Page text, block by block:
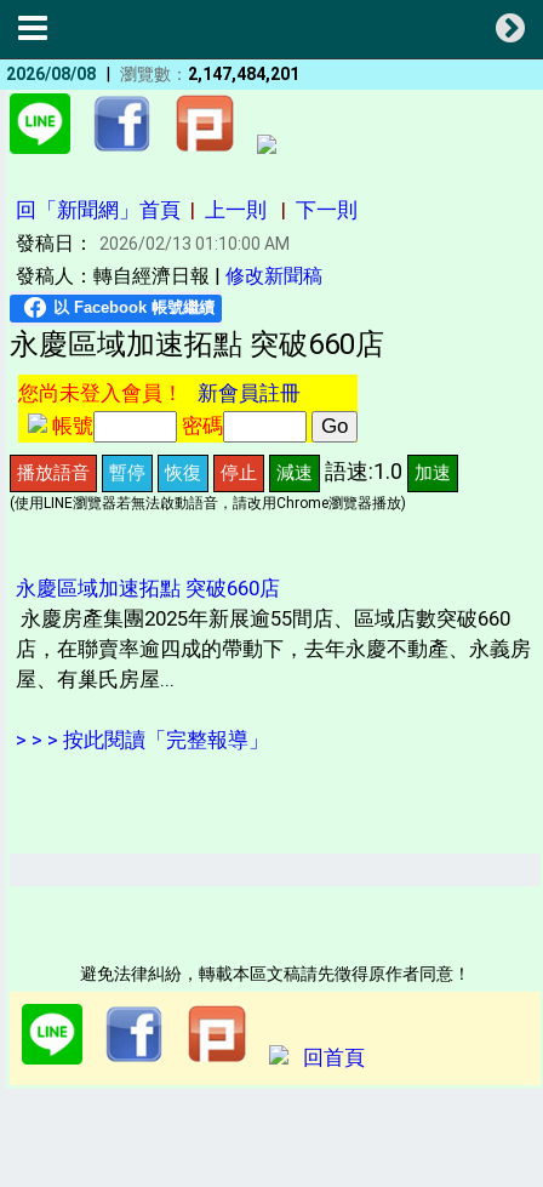
2026/08/08 | 瀏覽數： 2,147,484,201
回「新聞網」首頁 | 上一則 | 下一則
發稿日： 2026/02/13 01:10:00 AM
發稿人：轉自經濟日報 | 修改新聞稿
永慶區域加速拓點 突破660店
您尚未登入會員！ 新會員註冊
帳號
密碼
播放語音 暫停 恢復 停止 減速 語速:1.0 加速
(使用LINE瀏覽器若無法啟動語音，請改用Chrome瀏覽器播放)
永慶區域加速拓點 突破660店
永慶房產集團2025年新展逾55間店、區域店數突破660
店，在聯賣率逾四成的帶動下，去年永慶不動產、永義房
屋、有巢氏房屋...
> > > 按此閱讀「完整報導」
避免法律糾紛，轉載本區文稿請先徵得原作者同意！
回首頁